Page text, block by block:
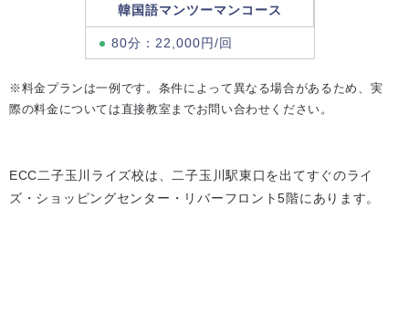
韓国語マンツーマンコース
80分：22,000円/回
※料金プランは一例です。条件によって異なる場合があるため、実
際の料金については直接教室までお問い合わせください。
ECC二子玉川ライズ校は、二子玉川駅東口を出てすぐのライ
ズ・ショッピングセンター・リバーフロント5階にあります。